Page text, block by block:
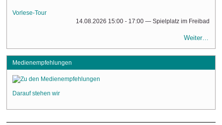
Vorlese-Tour
14.08.2026 15:00 - 17:00 — Spielplatz im Freibad
Weiter…
Medienempfehlungen
Darauf stehen wir